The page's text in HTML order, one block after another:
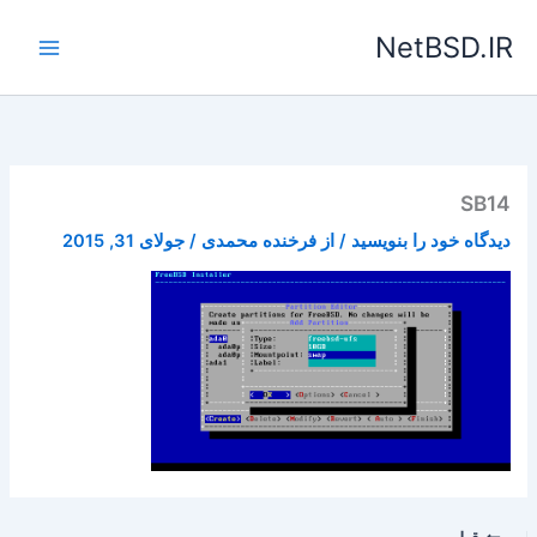
NetBSD.IR
SB14
دیدگاه‌ خود را بنویسید / از فرخنده محمدی/جولای 31, 2015